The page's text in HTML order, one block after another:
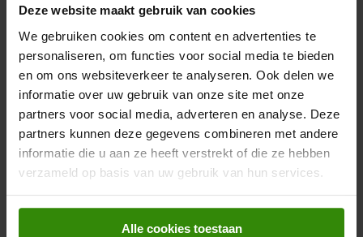
Deze website maakt gebruik van cookies
We gebruiken cookies om content en advertenties te
personaliseren, om functies voor social media te bieden
en om ons websiteverkeer te analyseren. Ook delen we
informatie over uw gebruik van onze site met onze
partners voor social media, adverteren en analyse. Deze
partners kunnen deze gegevens combineren met andere
informatie die u aan ze heeft verstrekt of die ze hebben
verzameld op basis van uw gebruik van hun services.
Alle cookies toestaan
PRODUCT GEKOCHT
5 JAAR GELEDEN
Vor einem Monat gekauft und keine Sekunde bereut. Sehr zu
empfehlen.
Met Google vertalen
Oorspronkelijk gepost op expert.de